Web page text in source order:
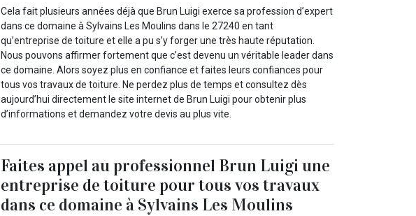
Cela fait plusieurs années déjà que Brun Luigi exerce sa profession d’expert
dans ce domaine à Sylvains Les Moulins dans le 27240 en tant
qu’entreprise de toiture et elle a pu s’y forger une très haute réputation.
Nous pouvons affirmer fortement que c’est devenu un véritable leader dans
ce domaine. Alors soyez plus en confiance et faites leurs confiances pour
tous vos travaux de toiture. Ne perdez plus de temps et consultez dès
aujourd’hui directement le site internet de Brun Luigi pour obtenir plus
d’informations et demandez votre devis au plus vite.
Faites appel au professionnel Brun Luigi une
entreprise de toiture pour tous vos travaux
dans ce domaine à Sylvains Les Moulins